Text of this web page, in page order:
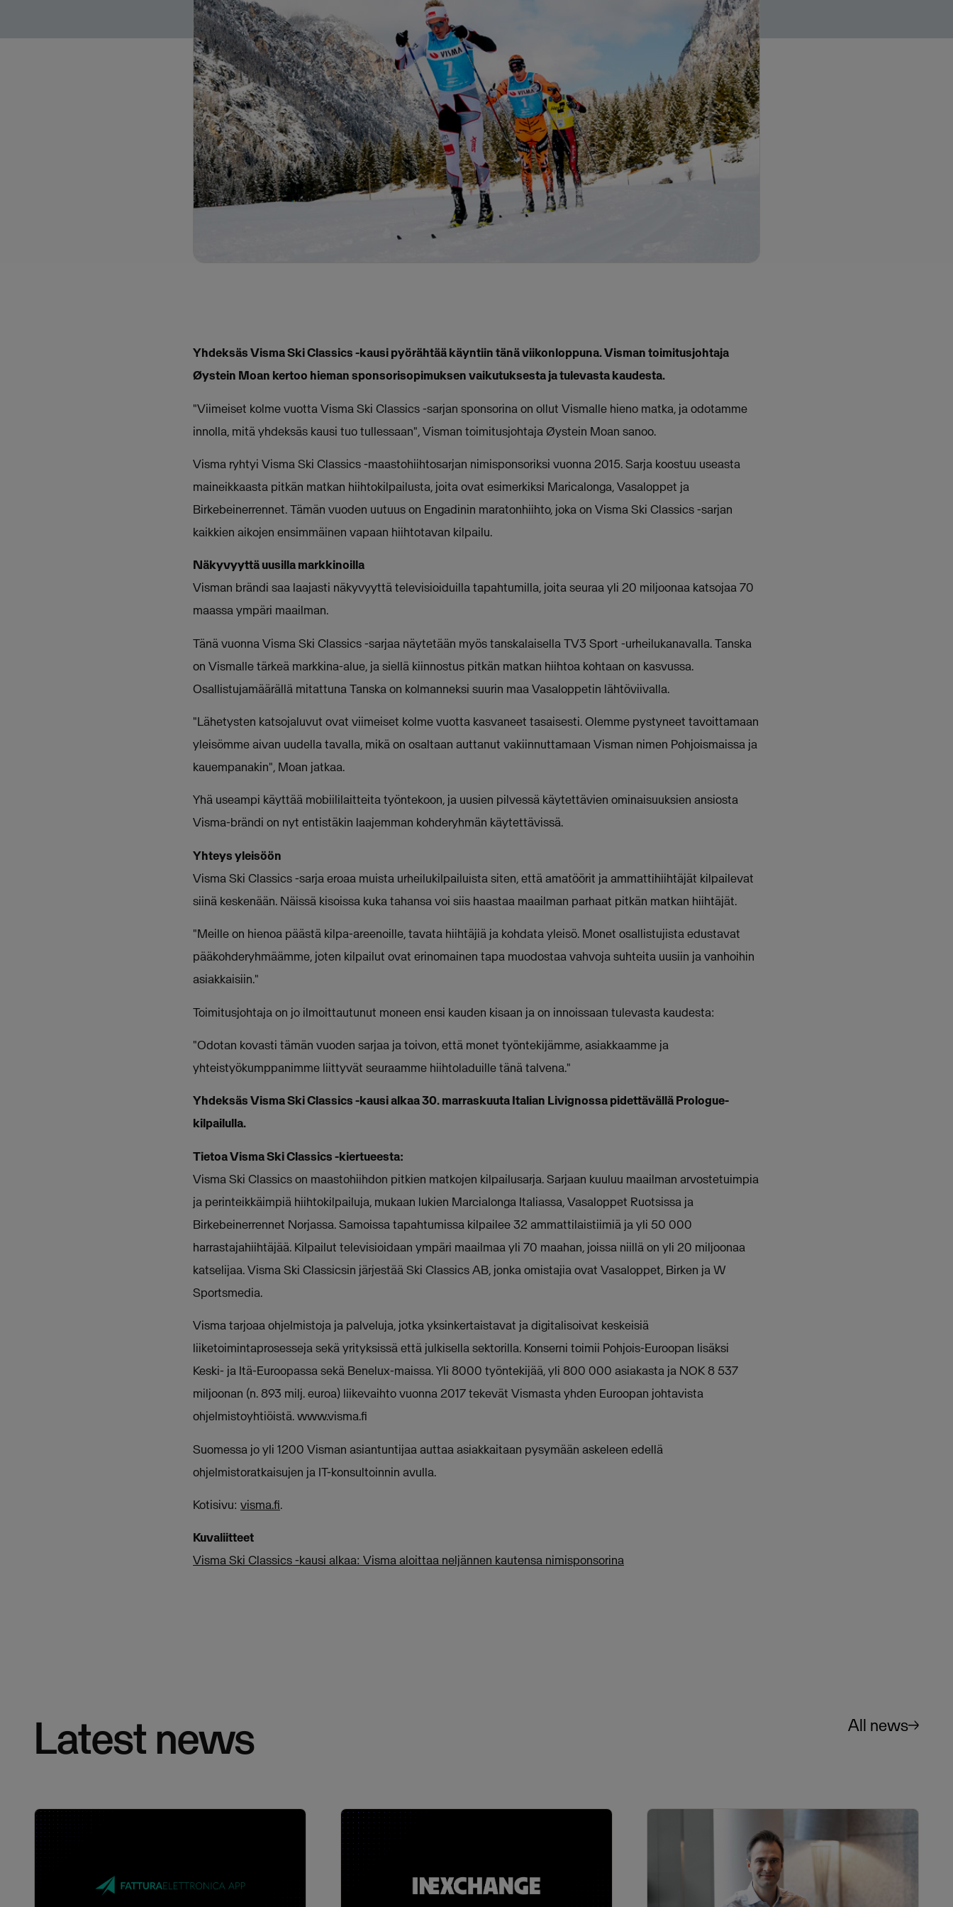
Yhdeksäs Visma Ski Classics -kausi pyörähtää käyntiin tänä viikonloppuna. Visman toimitusjohtaja
Øystein Moan kertoo hieman sponsorisopimuksen vaikutuksesta ja tulevasta kaudesta.
"Viimeiset kolme vuotta Visma Ski Classics -sarjan sponsorina on ollut Vismalle hieno matka, ja odotamme
innolla, mitä yhdeksäs kausi tuo tullessaan", Visman toimitusjohtaja Øystein Moan sanoo.
Visma ryhtyi Visma Ski Classics -maastohiihtosarjan nimisponsoriksi vuonna 2015. Sarja koostuu useasta
maineikkaasta pitkän matkan hiihtokilpailusta, joita ovat esimerkiksi Maricalonga, Vasaloppet ja
Birkebeinerrennet. Tämän vuoden uutuus on Engadinin maratonhiihto, joka on Visma Ski Classics -sarjan
kaikkien aikojen ensimmäinen vapaan hiihtotavan kilpailu.
Näkyvyyttä uusilla markkinoilla
Visman brändi saa laajasti näkyvyyttä televisioiduilla tapahtumilla, joita seuraa yli 20 miljoonaa katsojaa 70
maassa ympäri maailman.
Tänä vuonna Visma Ski Classics -sarjaa näytetään myös tanskalaisella TV3 Sport -urheilukanavalla. Tanska
on Vismalle tärkeä markkina-alue, ja siellä kiinnostus pitkän matkan hiihtoa kohtaan on kasvussa.
Osallistujamäärällä mitattuna Tanska on kolmanneksi suurin maa Vasaloppetin lähtöviivalla.
"Lähetysten katsojaluvut ovat viimeiset kolme vuotta kasvaneet tasaisesti. Olemme pystyneet tavoittamaan
yleisömme aivan uudella tavalla, mikä on osaltaan auttanut vakiinnuttamaan Visman nimen Pohjoismaissa ja
kauempanakin", Moan jatkaa.
Yhä useampi käyttää mobiililaitteita työntekoon, ja uusien pilvessä käytettävien ominaisuuksien ansiosta
Visma-brändi on nyt entistäkin laajemman kohderyhmän käytettävissä.
Yhteys yleisöön
Visma Ski Classics -sarja eroaa muista urheilukilpailuista siten, että amatöörit ja ammattihiihtäjät kilpailevat
siinä keskenään. Näissä kisoissa kuka tahansa voi siis haastaa maailman parhaat pitkän matkan hiihtäjät.
"Meille on hienoa päästä kilpa-areenoille, tavata hiihtäjiä ja kohdata yleisö. Monet osallistujista edustavat
pääkohderyhmäämme, joten kilpailut ovat erinomainen tapa muodostaa vahvoja suhteita uusiin ja vanhoihin
asiakkaisiin."
Toimitusjohtaja on jo ilmoittautunut moneen ensi kauden kisaan ja on innoissaan tulevasta kaudesta:
"Odotan kovasti tämän vuoden sarjaa ja toivon, että monet työntekijämme, asiakkaamme ja
yhteistyökumppanimme liittyvät seuraamme hiihtoladuille tänä talvena."
Yhdeksäs Visma Ski Classics -kausi alkaa 30. marraskuuta Italian Livignossa pidettävällä Prologue-
kilpailulla.
Tietoa Visma Ski Classics -kiertueesta:
Visma Ski Classics on maastohiihdon pitkien matkojen kilpailusarja. Sarjaan kuuluu maailman arvostetuimpia
ja perinteikkäimpiä hiihtokilpailuja, mukaan lukien Marcialonga Italiassa, Vasaloppet Ruotsissa ja
Birkebeinerrennet Norjassa. Samoissa tapahtumissa kilpailee 32 ammattilaistiimiä ja yli 50 000
harrastajahiihtäjää. Kilpailut televisioidaan ympäri maailmaa yli 70 maahan, joissa niillä on yli 20 miljoonaa
katselijaa. Visma Ski Classicsin järjestää Ski Classics AB, jonka omistajia ovat Vasaloppet, Birken ja W
Sportsmedia.
Visma tarjoaa ohjelmistoja ja palveluja, jotka yksinkertaistavat ja digitalisoivat keskeisiä
liiketoimintaprosesseja sekä yrityksissä että julkisella sektorilla. Konserni toimii Pohjois-Euroopan lisäksi
Keski- ja Itä-Euroopassa sekä Benelux-maissa. Yli 8000 työntekijää, yli 800 000 asiakasta ja NOK 8 537
miljoonan (n. 893 milj. euroa) liikevaihto vuonna 2017 tekevät Vismasta yhden Euroopan johtavista
ohjelmistoyhtiöistä. www.visma.fi
Suomessa jo yli 1200 Visman asiantuntijaa auttaa asiakkaitaan pysymään askeleen edellä
ohjelmistoratkaisujen ja IT-konsultoinnin avulla.
Kotisivu: visma.fi.
Kuvaliitteet
Visma Ski Classics -kausi alkaa: Visma aloittaa neljännen kautensa nimisponsorina
Latest news All news